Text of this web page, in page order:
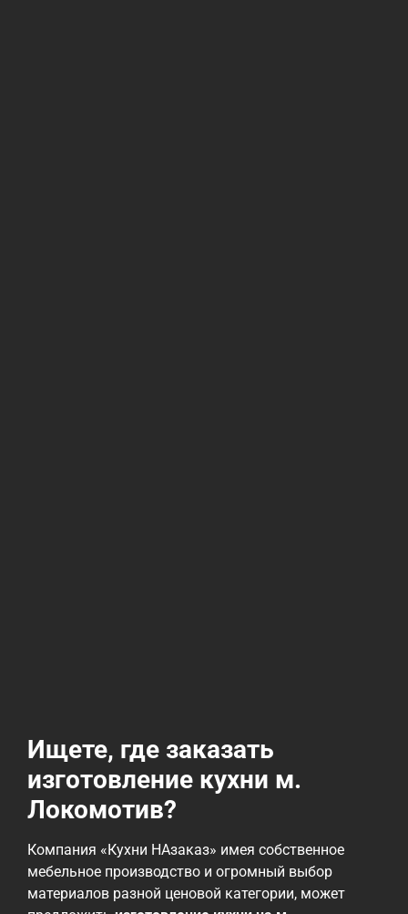
Ищете, где заказать
изготовление кухни м.
Локомотив?
Компания «Кухни НАзаказ» имея собственное
мебельное производство и огромный выбор
материалов разной ценовой категории, может